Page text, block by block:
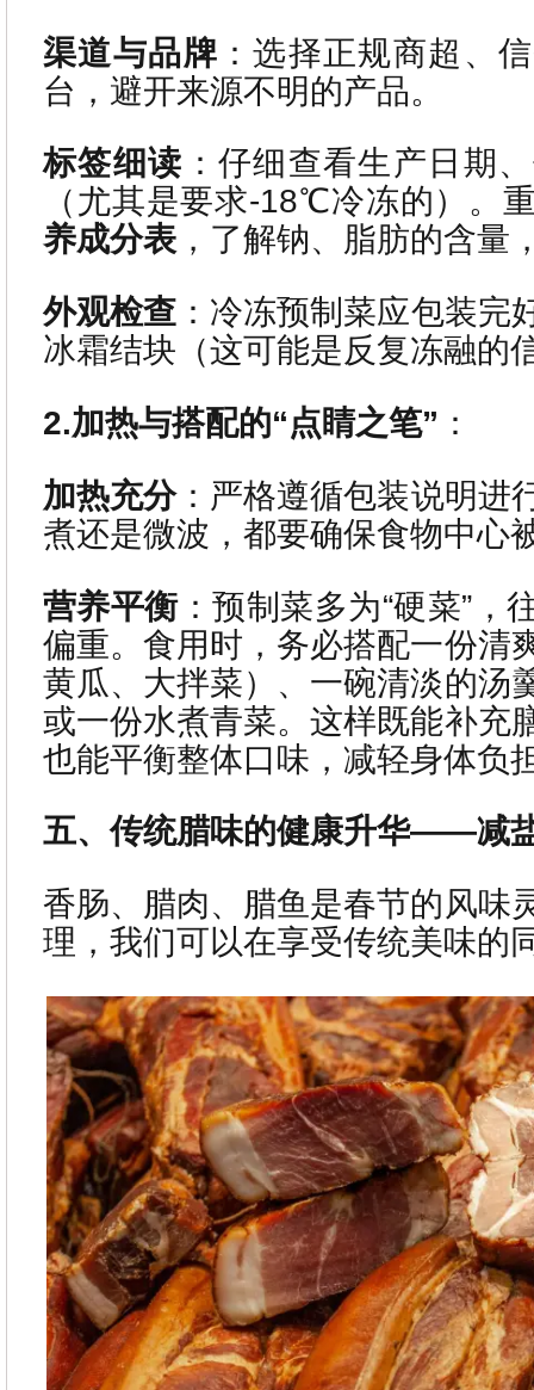
渠道与品牌 ：选择正规商超、
台，避开来源不明的产品。
标签细读 ：仔细查看生产日期
（尤其是要求-18℃冷冻的）。
养成分表 ，了解钠、脂肪的含量
外观检查 ：冷冻预制菜应包装完
冰霜结块（这可能是反复冻融的
2.加热与搭配的“点睛之笔” ：
加热充分：严格遵循包装说明进
煮还是微波，都要确保食物中心
营养平衡：预制菜多为“硬菜”，
偏重。食用时，务必搭配一份清
黄瓜、大拌菜）、一碗清淡的汤
或一份水煮青菜。这样既能补充
也能平衡整体口味，减轻身体负
五、传统腊味的健康升华——减
香肠、腊肉、腊鱼是春节的风味
理，我们可以在享受传统美味的